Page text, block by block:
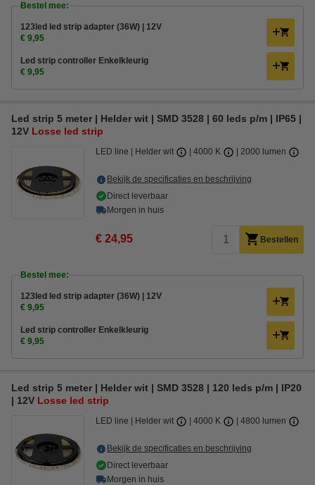
Bestel mee:
123led led strip adapter (36W) | 12V
€ 9,95
Led strip controller Enkelkleurig
€ 9,95
Led strip 5 meter | Helder wit | SMD 3528 | 60 leds p/m | IP65 |
12V Losse led strip
LED line Helder wit 4000 K 2000 lumen
Bekijk de specificaties en beschrijving
Direct leverbaar
Morgen in huis
€ 24,95 Bestellen
Bestel mee:
123led led strip adapter (36W) | 12V
€ 9,95
Led strip controller Enkelkleurig
€ 9,95
Led strip 5 meter | Helder wit | SMD 3528 | 120 leds p/m | IP20
| 12V Losse led strip
LED line Helder wit 4000 K 4800 lumen
Bekijk de specificaties en beschrijving
Direct leverbaar
Morgen in huis